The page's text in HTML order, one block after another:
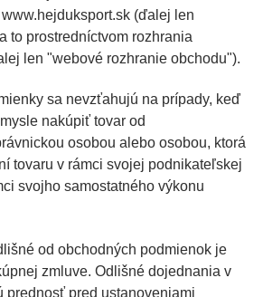
(ďalej len
to prostredníctvom rozhrania
len "webové rozhranie obchodu").
sa nevzťahujú na prípady, keď
nakúpiť tovar od
osobou alebo osobou, ktorá
tovaru v rámci svojej podnikateľskej
svojho samostatného výkonu
od obchodných podmienok je
zmluve. Odlišné dojednania v
prednosť pred ustanoveniami